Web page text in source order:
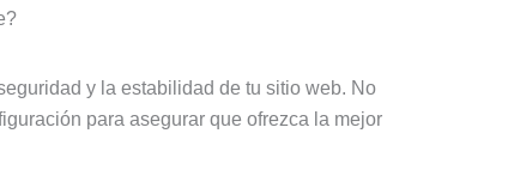
y la estabilidad de tu sitio web. No
para asegurar que ofrezca la mejor